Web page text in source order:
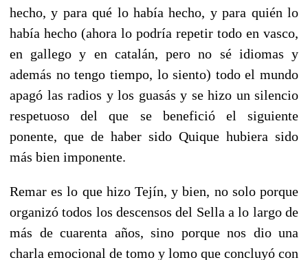
hecho, y para qué lo había hecho, y para quién lo
había hecho (ahora lo podría repetir todo en vasco,
en gallego y en catalán, pero no sé idiomas y
además no tengo tiempo, lo siento) todo el mundo
apagó las radios y los guasás y se hizo un silencio
respetuoso del que se benefició el siguiente
ponente, que de haber sido Quique hubiera sido
más bien imponente.
Remar es lo que hizo Tejín, y bien, no solo porque
organizó todos los descensos del Sella a lo largo de
más de cuarenta años, sino porque nos dio una
charla emocional de tomo y lomo que concluyó con